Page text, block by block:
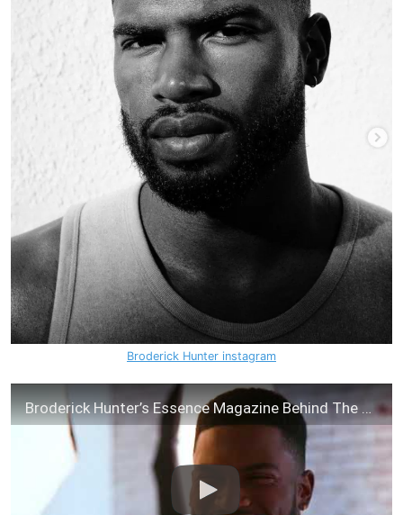
Broderick Hunter instagram
Broderick Hunter’s Essence Magazine Behind The Scenes Interview